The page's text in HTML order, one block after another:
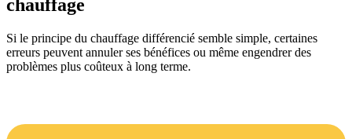
chauffage
Si le principe du chauffage différencié semble simple, certaines
erreurs peuvent annuler ses bénéfices ou même engendrer des
problèmes plus coûteux à long terme.